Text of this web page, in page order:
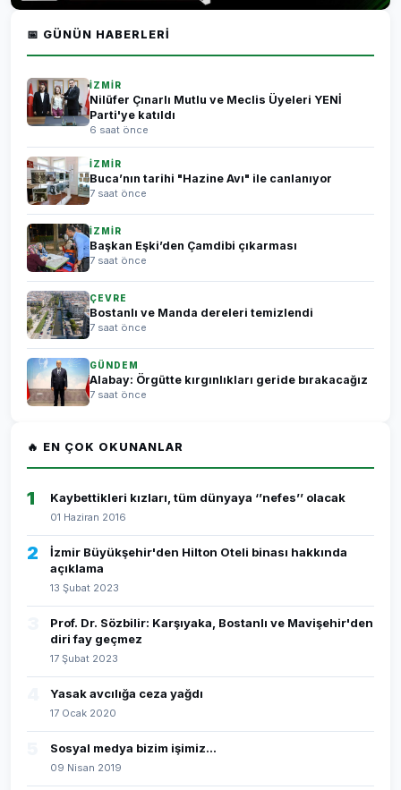
📅 GÜNÜN HABERLERI
İZMİR
Nilüfer Çınarlı Mutlu ve Meclis Üyeleri YENİ
Parti'ye katıldı
6 saat önce
İZMİR
Buca’nın tarihi "Hazine Avı" ile canlanıyor
7 saat önce
İZMİR
Başkan Eşki’den Çamdibi çıkarması
7 saat önce
ÇEVRE
Bostanlı ve Manda dereleri temizlendi
7 saat önce
GÜNDEM
Alabay: Örgütte kırgınlıkları geride bırakacağız
7 saat önce
🔥 EN ÇOK OKUNANLAR
1 Kaybettikleri kızları, tüm dünyaya ‘’nefes’’ olacak
01 Haziran 2016
2
İzmir Büyükşehir'den Hilton Oteli binası hakkında
açıklama
13 Şubat 2023
Prof. Dr. Sözbilir: Karşıyaka, Bostanlı ve Mavişehir'den
diri fay geçmez
17 Şubat 2023
Yasak avcılığa ceza yağdı
17 Ocak 2020
Sosyal medya bizim işimiz...
09 Nisan 2019